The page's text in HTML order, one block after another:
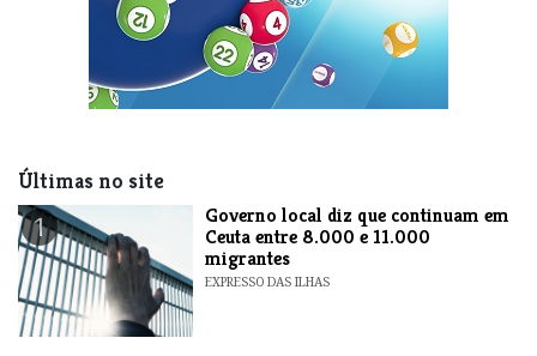
Últimas no site
1
​Governo local diz que continuam em
Ceuta entre 8.000 e 11.000
migrantes
EXPRESSO DAS ILHAS